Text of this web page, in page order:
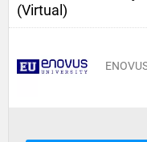
(Virtual)